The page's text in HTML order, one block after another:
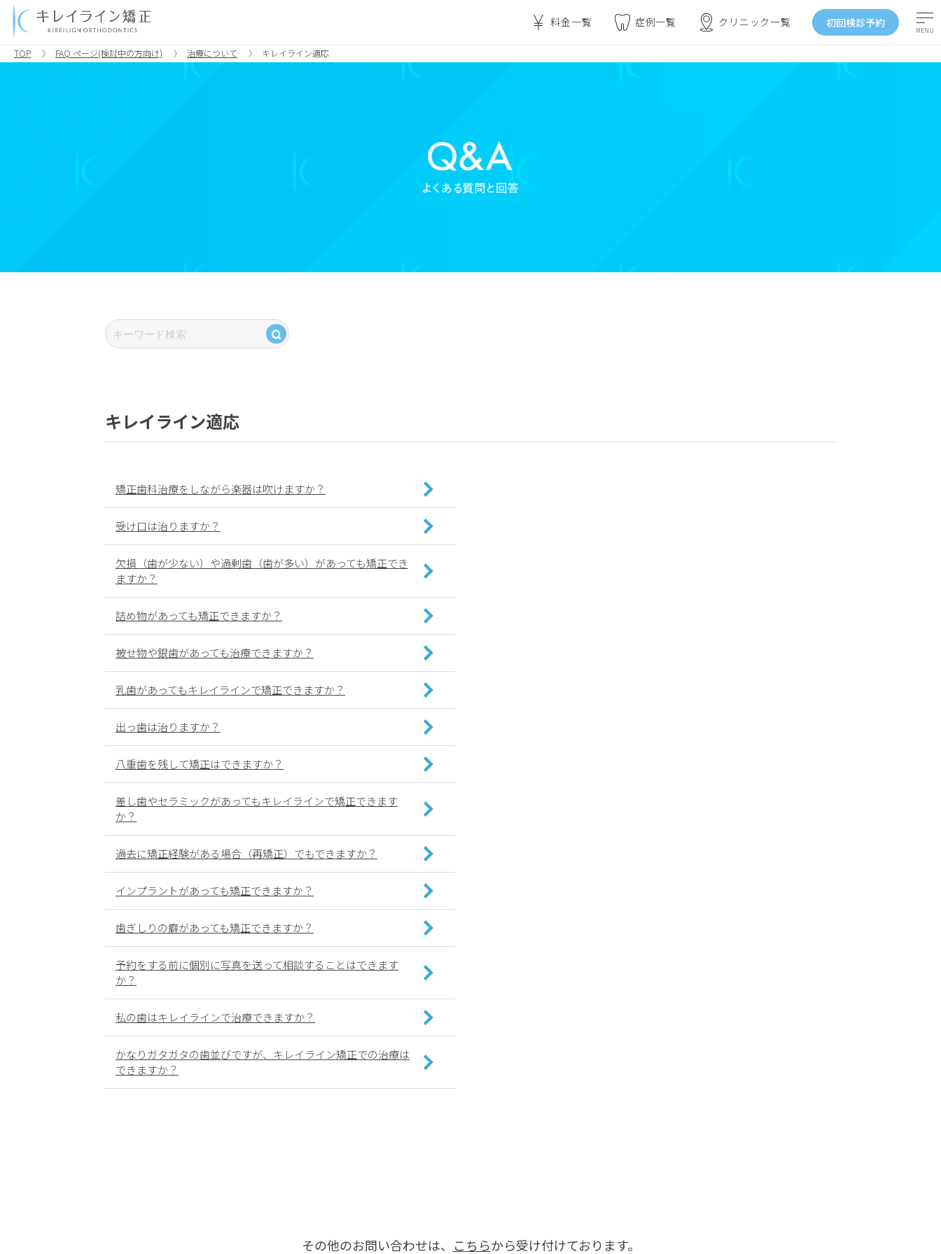
料金一覧 症例一覧 クリニック一覧 初回検診予約
MENU
TOP FAQ ページ(検討中の方向け) 治療について キレイライン適応
キレイライン適応
矯正歯科治療をしながら楽器は吹けますか？
受け口は治りますか？
欠損（歯が少ない）や過剰歯（歯が多い）があっても矯正でき
ますか？
詰め物があっても矯正できますか？
被せ物や銀歯があっても治療できますか？
乳歯があってもキレイラインで矯正できますか？
出っ歯は治りますか？
八重歯を残して矯正はできますか？
差し歯やセラミックがあってもキレイラインで矯正できます
か？
過去に矯正経験がある場合（再矯正）でもできますか？
インプラントがあっても矯正できますか？
歯ぎしりの癖があっても矯正できますか？
予約をする前に個別に写真を送って相談することはできます
か？
私の歯はキレイラインで治療できますか？
かなりガタガタの歯並びですが、キレイライン矯正での治療は
できますか？
その他のお問い合わせは、 こちらから受け付けております。